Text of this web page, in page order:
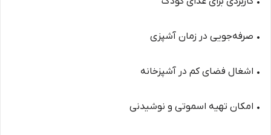
• صرفه‌جویی در زمان آشپزی
• اشغال فضای کم در آشپزخانه
• امکان تهیه اسموتی و نوشیدنی